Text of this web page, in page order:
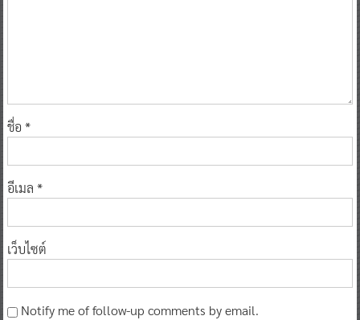
ชื่อ *
อีเมล *
เว็บไซต์
Notify me of follow-up comments by email.